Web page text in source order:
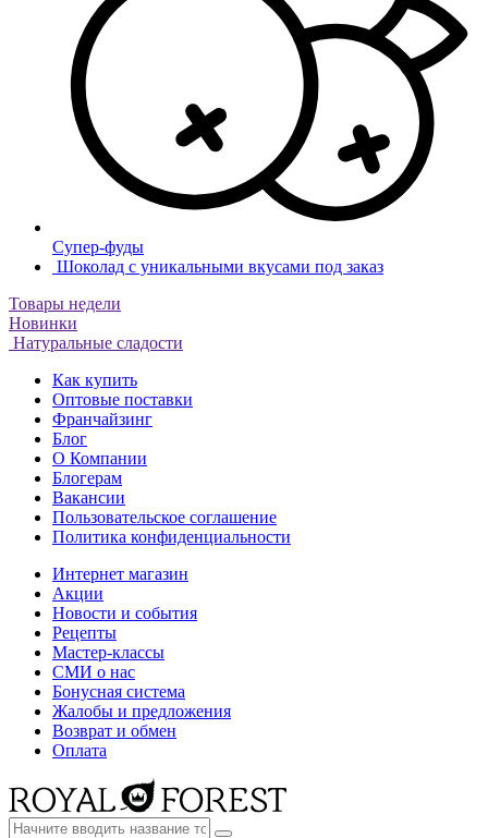
Супер-фуды
Шоколад с уникальными вкусами под заказ
Товары недели
Новинки
Натуральные сладости
Как купить
Оптовые поставки
Франчайзинг
Блог
О Компании
Блогерам
Вакансии
Пользовательское соглашение
Политика конфиденциальности
Интернет магазин
Акции
Новости и события
Рецепты
Мастер-классы
СМИ о нас
Бонусная система
Жалобы и предложения
Возврат и обмен
Оплата